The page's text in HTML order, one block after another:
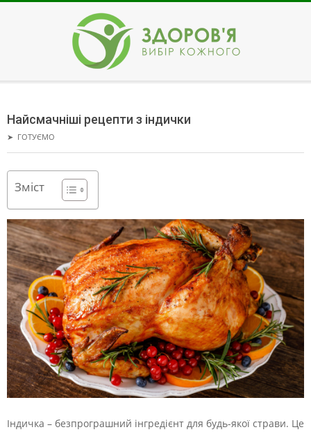
ЗДОРОВ'Я
Menu
Найсмачніші рецепти з індички
➤ ГОТУЄМО
Зміст
Індичка – безпрограшний інгредієнт для будь-якої страви. Це